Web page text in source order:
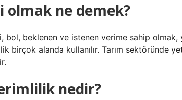
olmak ne demek?
bol, beklenen ve istenen verime sahip olmak,
birçok alanda kullanılır. Tarım sektöründe
nedir?